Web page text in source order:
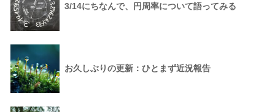
3/14にちなんで、円周率について語ってみる
お久しぶりの更新：ひとまず近況報告